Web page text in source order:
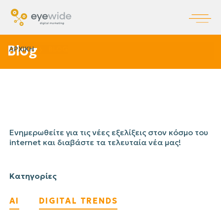
ΑΡΧΙΚΗ
Blog
Ενημερωθείτε για τις νέες εξελίξεις στον κόσμο του
internet και διαβάστε τα τελευταία νέα μας!
Κατηγορίες
AI
DIGITAL TRENDS